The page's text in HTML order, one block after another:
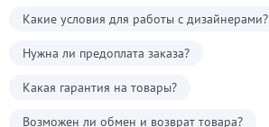
Какие условия для работы с дизайнерами?
Нужна ли предоплата заказа?
Какая гарантия на товары?
Возможен ли обмен и возврат товара?